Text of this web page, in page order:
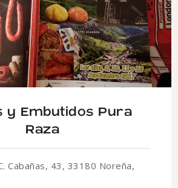
y Embutidos Pura
Raza
Cabañas, 43, 33180 Noreña,